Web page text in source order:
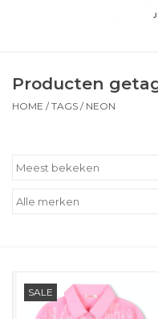
Schoenen
Producten
HOME /TAGS / NEON
SALE